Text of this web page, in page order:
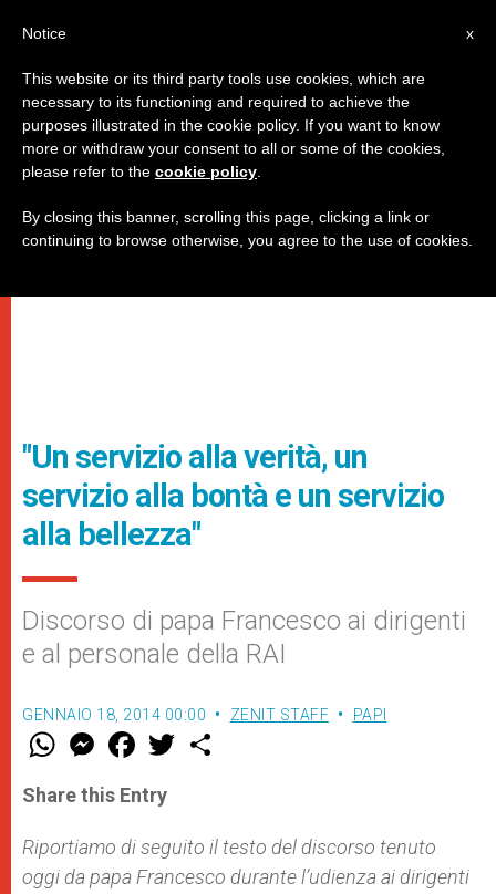
"Un servizio alla verità, un
servizio alla bontà e un servizio
alla bellezza"
Discorso di papa Francesco ai dirigenti
e al personale della RAI
GENNAIO 18, 2014 00:00 ZENIT STAFF PAPI
W
t
s
p
p
M
e
s
e
g
e
r
F
a
e
b
o
k
w
r
Share this Entry
Riportiamo di seguito il testo del discorso tenuto
oggi da papa Francesco durante l’udienza ai dirigenti
x
Notice
This website or its third party tools use cookies, which are
necessary to its functioning and required to achieve the
purposes illustrated in the cookie policy. If you want to know
more or withdraw your consent to all or some of the cookies,
please refer to the cookie policy
By closing this banner, scrolling this page, clicking a link or
continuing to browse otherwise, you agree to the use of cookies.